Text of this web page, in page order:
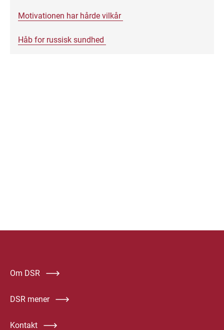
Motivationen har hårde vilkår
Håb for russisk sundhed
Om DSR
DSR mener
Kontakt